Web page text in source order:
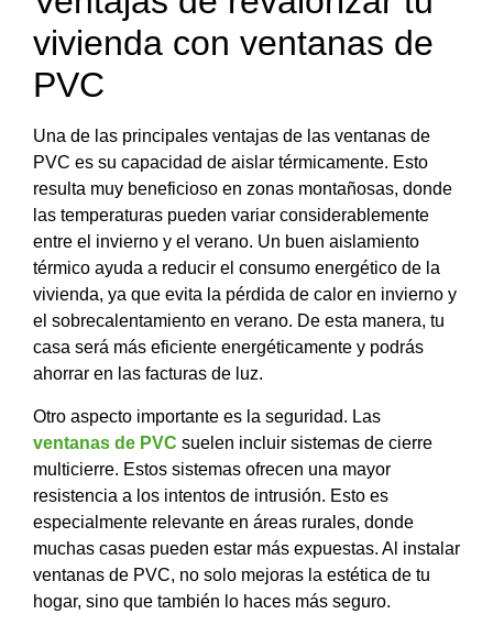
vivienda con ventanas de
PVC
Una de las principales ventajas de las ventanas de
PVC es su capacidad de aislar térmicamente. Esto
resulta muy beneficioso en zonas montañosas, donde
las temperaturas pueden variar considerablemente
entre el invierno y el verano. Un buen aislamiento
térmico ayuda a reducir el consumo energético de la
vivienda, ya que evita la pérdida de calor en invierno y
el sobrecalentamiento en verano. De esta manera, tu
casa será más eficiente energéticamente y podrás
ahorrar en las facturas de luz.
Otro aspecto importante es la seguridad. Las
ventanas de PVC suelen incluir sistemas de cierre
multicierre. Estos sistemas ofrecen una mayor
resistencia a los intentos de intrusión. Esto es
especialmente relevante en áreas rurales, donde
muchas casas pueden estar más expuestas. Al instalar
ventanas de PVC, no solo mejoras la estética de tu
hogar, sino que también lo haces más seguro.